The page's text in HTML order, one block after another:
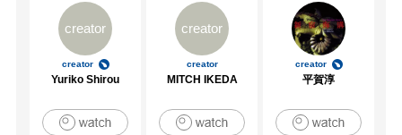
creator
creator
Yuriko Shirou
creator
creator
MITCH IKEDA
creator
平賀淳